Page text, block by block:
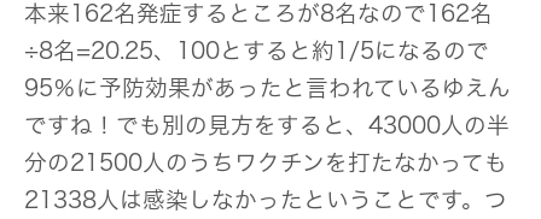
本来162名発症するところが8名なので162名
÷8名=20.25、100とすると約1/5になるので
95％に予防効果があったと言われているゆえん
ですね！でも別の見方をすると、43000人の半
分の21500人のうちワクチンを打たなかっても
21338人は感染しなかったということです。つ